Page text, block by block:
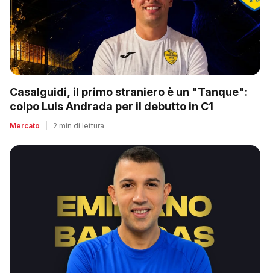
Casalguidi, il primo straniero è un "Tanque":
colpo Luis Andrada per il debutto in C1
Mercato 2 min di lettura